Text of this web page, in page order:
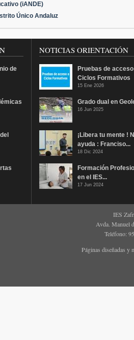
(iANDE)
Único Andaluz
de
NOTICIAS ORIENTACIÓN
Pruebas de
Ciclos Formativos
15 Ene 2026
Grado dual en
16 Jun 2025
¡Libera tu mente !
ayuda : Franciso...
18 Dic 2024
Formación
en el IES...
17 Jun 2024
IES
Avda. Manuel
Teléfono:
Páginas diseñadas y